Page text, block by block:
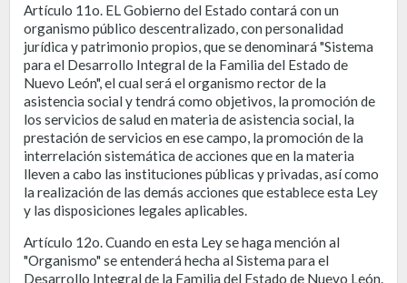
Artículo 11o. EL Gobierno del Estado contará con un
organismo público descentralizado, con personalidad
jurídica y patrimonio propios, que se denominará "Sistema
para el Desarrollo Integral de la Familia del Estado de
Nuevo León", el cual será el organismo rector de la
asistencia social y tendrá como objetivos, la promoción de
los servicios de salud en materia de asistencia social, la
prestación de servicios en ese campo, la promoción de la
interrelación sistemática de acciones que en la materia
lleven a cabo las instituciones públicas y privadas, así como
la realización de las demás acciones que establece esta Ley
y las disposiciones legales aplicables.
Artículo 12o. Cuando en esta Ley se haga mención al
"Organismo" se entenderá hecha al Sistema para el
Desarrollo Integral de la Familia del Estado de Nuevo León.